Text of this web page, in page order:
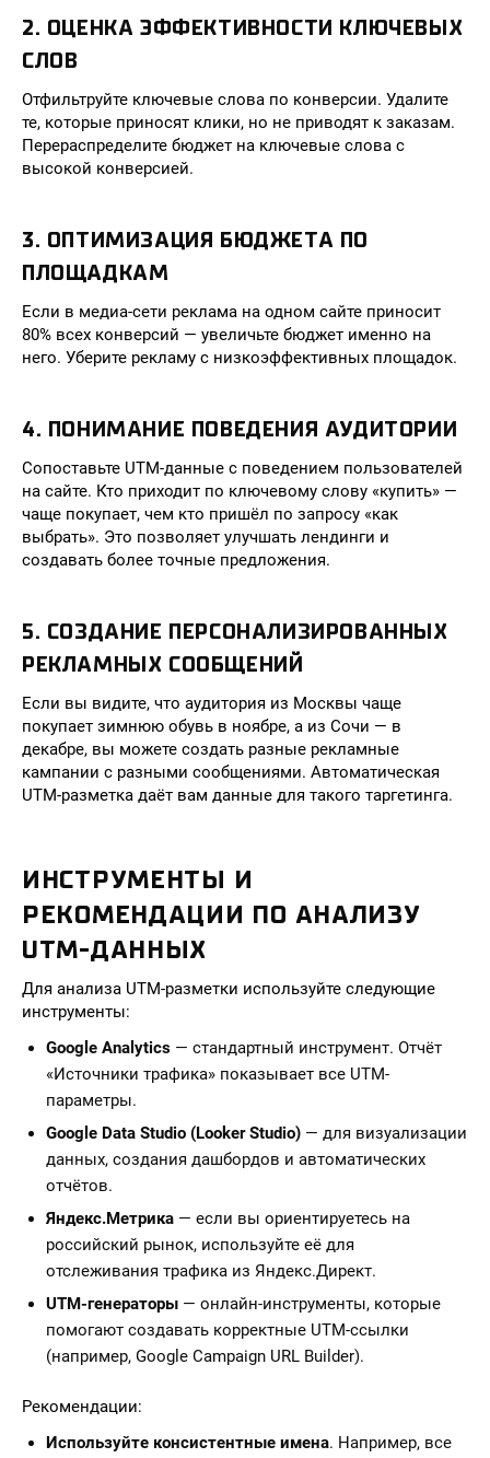
2. ОЦЕНКА ЭФФЕКТИВНОСТИ КЛЮЧЕВЫХ
СЛОВ
Отфильтруйте ключевые слова по конверсии. Удалите
те, которые приносят клики, но не приводят к заказам.
Перераспределите бюджет на ключевые слова с
высокой конверсией.
3. ОПТИМИЗАЦИЯ БЮДЖЕТА ПО
ПЛОЩАДКАМ
Если в медиа-сети реклама на одном сайте приносит
80% всех конверсий — увеличьте бюджет именно на
него. Уберите рекламу с низкоэффективных площадок.
4. ПОНИМАНИЕ ПОВЕДЕНИЯ АУДИТОРИИ
Сопоставьте UTM-данные с поведением пользователей
на сайте. Кто приходит по ключевому слову «купить» —
чаще покупает, чем кто пришёл по запросу «как
выбрать». Это позволяет улучшать лендинги и
создавать более точные предложения.
5. СОЗДАНИЕ ПЕРСОНАЛИЗИРОВАННЫХ
РЕКЛАМНЫХ СООБЩЕНИЙ
Если вы видите, что аудитория из Москвы чаще
покупает зимнюю обувь в ноябре, а из Сочи — в
декабре, вы можете создать разные рекламные
кампании с разными сообщениями. Автоматическая
UTM-разметка даёт вам данные для такого таргетинга.
ИНСТРУМЕНТЫ И
РЕКОМЕНДАЦИИ ПО АНАЛИЗУ
UTM-ДАННЫХ
Для анализа UTM-разметки используйте следующие
инструменты:
Google Analytics — стандартный инструмент. Отчёт
«Источники трафика» показывает все UTM-
параметры.
Google Data Studio (Looker Studio) — для визуализации
данных, создания дашбордов и автоматических
отчётов.
Яндекс.Метрика — если вы ориентируетесь на
российский рынок, используйте её для
отслеживания трафика из Яндекс.Директ.
UTM-генераторы — онлайн-инструменты, которые
помогают создавать корректные UTM-ссылки
(например, Google Campaign URL Builder).
Рекомендации:
Используйте консистентные имена. Например, все